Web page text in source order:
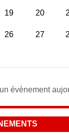
19 20
26 27
évènement